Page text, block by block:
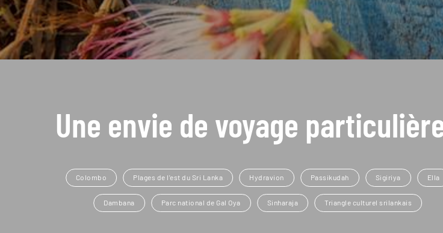
Une envie de voyage
Colombo Plages de l'est du Sri Lanka Hydravion Passikudah Sigiriya Ella
Dambana Parc national de Gal Oya Sinharaja Triangle culturel srilankais